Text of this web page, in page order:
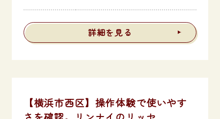
詳細を見る
【横浜市西区】操作体験で使いやす